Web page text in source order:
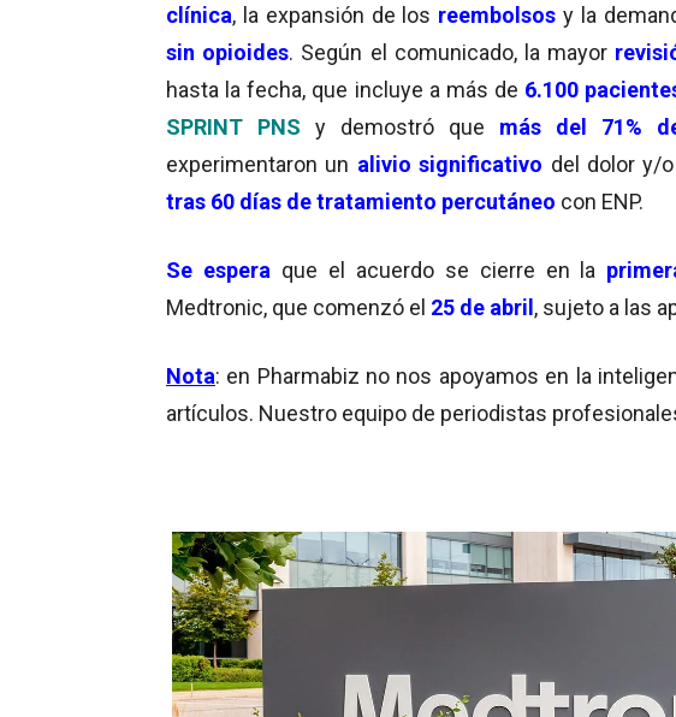
clínica, la expansión de los reembolsos y la
sin opioides. Según el comunicado, la mayor
hasta la fecha, que incluye a más de 6.100
SPRINT PNS y demostró que más del 71%
experimentaron un alivio significativo del dolor y/
tras 60 días de tratamiento percutáneo con ENP.
Se espera que el acuerdo se cierre en la
Medtronic, que comenzó el 25 de abril, sujeto a las
Nota: en Pharmabiz no nos apoyamos en la
artículos. Nuestro equipo de periodistas